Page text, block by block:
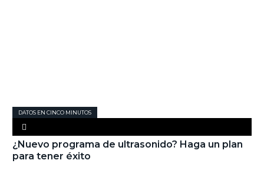
DATOS EN CINCO MINUTOS
¿Nuevo programa de ultrasonido? Haga un plan
para tener éxito